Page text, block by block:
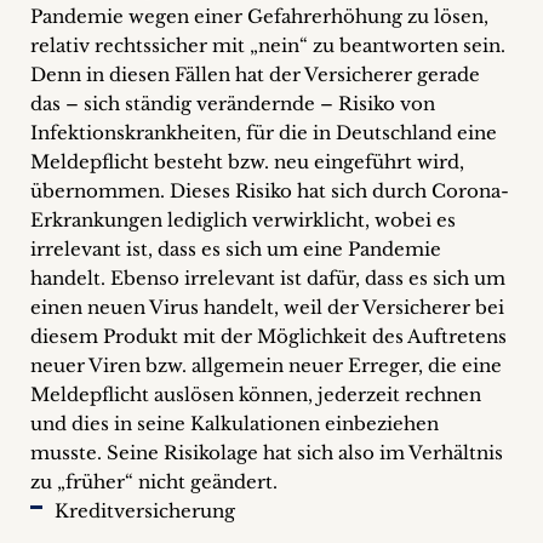
Pandemie wegen einer Gefahrerhöhung zu lösen,
relativ rechtssicher mit „nein“ zu beantworten sein.
Denn in diesen Fällen hat der Versicherer gerade
das – sich ständig verändernde – Risiko von
Infektionskrankheiten, für die in Deutschland eine
Meldepflicht besteht bzw. neu eingeführt wird,
übernommen. Dieses Risiko hat sich durch Corona-
Erkrankungen lediglich verwirklicht, wobei es
irrelevant ist, dass es sich um eine Pandemie
handelt. Ebenso irrelevant ist dafür, dass es sich um
einen neuen Virus handelt, weil der Versicherer bei
diesem Produkt mit der Möglichkeit des Auftretens
neuer Viren bzw. allgemein neuer Erreger, die eine
Meldepflicht auslösen können, jederzeit rechnen
und dies in seine Kalkulationen einbeziehen
musste. Seine Risikolage hat sich also im Verhältnis
zu „früher“ nicht geändert.
Kreditversicherung